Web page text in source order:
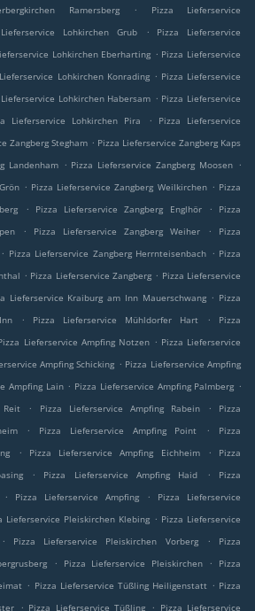
Ramersberg
.
Pizza Lieferservice
Lohkirchen Grub .
Pizza Lieferservice
Lohkirchen Eberharting . Pizza Lieferservice
Lohkirchen Konrading . Pizza Lieferservice
Lieferservice Lohkirchen Habersam . Pizza Lieferservice
Lieferservice Lohkirchen Pira .
Pizza Lieferservice
Zangberg Stegham . Pizza Lieferservice Zangberg Kaps
Landenham . Pizza Lieferservice Zangberg Moosen .
. Pizza Lieferservice Zangberg Weilkirchen . Pizza
. Pizza Lieferservice Zangberg Englhör .
Pizza
. Pizza Lieferservice Zangberg Weiher .
Pizza
. Pizza Lieferservice Zangberg Herrnteisenbach . Pizza
. Pizza Lieferservice Zangberg . Pizza Lieferservice
Lieferservice Kraiburg am Inn Mauerschwang . Pizza
. Pizza Lieferservice Mühldorfer Hart .
Pizza
Lieferservice Ampfing Notzen . Pizza Lieferservice
Ampfing Schicking . Pizza Lieferservice Ampfing
Ampfing Lain . Pizza Lieferservice Ampfing Palmberg .
Reit
. Pizza Lieferservice Ampfing Rabein .
Pizza
. Pizza Lieferservice Ampfing Point .
Pizza
. Pizza Lieferservice Ampfing Eichheim .
Pizza
. Pizza Lieferservice Ampfing Haid .
Pizza
. Pizza Lieferservice Ampfing .
Pizza Lieferservice
Lieferservice Pleiskirchen Klebing . Pizza Lieferservice
. Pizza Lieferservice Pleiskirchen Vorberg .
Pizza
. Pizza Lieferservice Pleiskirchen .
Pizza
. Pizza Lieferservice Tüßling Heiligenstatt . Pizza
. Pizza Lieferservice Tüßling . Pizza Lieferservice